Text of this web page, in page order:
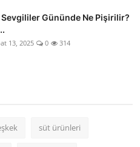
Sevgililer Gününde Ne Pişirilir?
13, 2025 0 314
süt ürünleri